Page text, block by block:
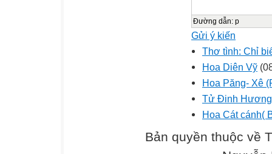
Đường dẫn: p
Gửi ý kiến
Thơ tình: Chỉ
Hoa Diên Vỹ
Hoa Păng- Xê
Tử Đinh
Hoa Cát cánh(
Bản quyền thuộc về